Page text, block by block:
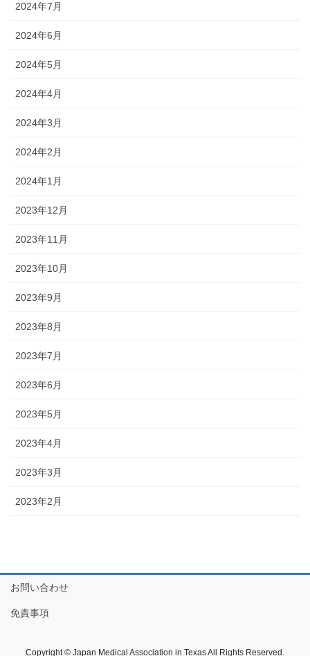
2024年7月
2024年6月
2024年5月
2024年4月
2024年3月
2024年2月
2024年1月
2023年12月
2023年11月
2023年10月
2023年9月
2023年8月
2023年7月
2023年6月
2023年5月
2023年4月
2023年3月
2023年2月
お問い合わせ
免責事項
Copyright © Japan Medical Association in Texas All Rights Reserved.